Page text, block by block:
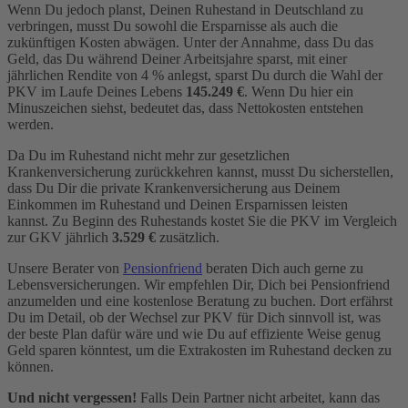
Wenn Du jedoch planst, Deinen Ruhestand in Deutschland zu
verbringen, musst Du sowohl die Ersparnisse als auch die
zukünftigen Kosten abwägen. Unter der Annahme, dass Du das
Geld, das Du während Deiner Arbeitsjahre sparst, mit einer
jährlichen Rendite von 4 % anlegst, sparst Du durch die Wahl der
PKV im Laufe Deines Lebens 145.249 €. Wenn Du hier ein
Minuszeichen siehst, bedeutet das, dass Nettokosten entstehen
werden.
Da Du im Ruhestand nicht mehr zur gesetzlichen
Krankenversicherung zurückkehren kannst, musst Du sicherstellen,
dass Du Dir die private Krankenversicherung aus Deinem
Einkommen im Ruhestand und Deinen Ersparnissen leisten
kannst. Zu Beginn des Ruhestands kostet Sie die PKV im Vergleich
zur GKV jährlich 3.529 € zusätzlich.
Unsere Berater von Pensionfriend beraten Dich auch gerne zu
Lebensversicherungen. Wir empfehlen Dir, Dich bei Pensionfriend
anzumelden und eine kostenlose Beratung zu buchen. Dort erfährst
Du im Detail, ob der Wechsel zur PKV für Dich sinnvoll ist, was
der beste Plan dafür wäre und wie Du auf effiziente Weise genug
Geld sparen könntest, um die Extrakosten im Ruhestand decken zu
können.
Und nicht vergessen! Falls Dein Partner nicht arbeitet, kann das